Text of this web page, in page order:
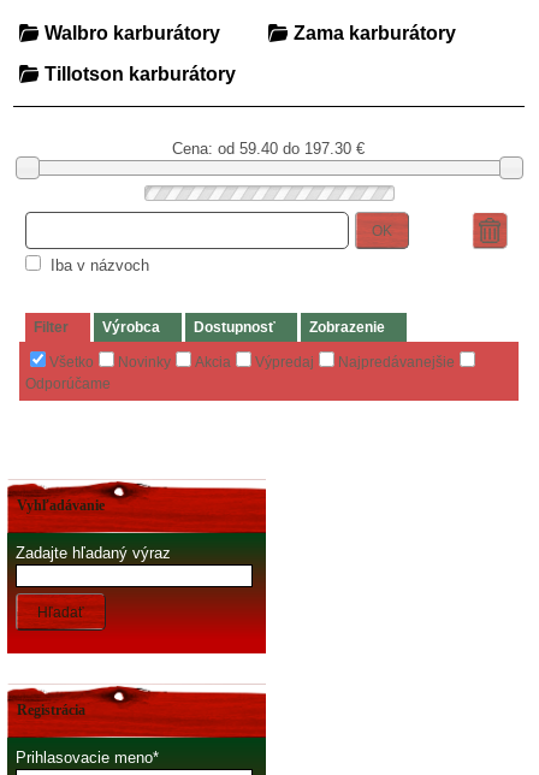
Walbro karburátory
Zama karburátory
Tillotson karburátory
Cena: od 59.40 do 197.30 €
OK
Iba v názvoch
Filter Výrobca Dostupnosť Zobrazenie
Všetko Novinky Akcia Výpredaj
Najpredávanejšie
Odporúčame
Vyhľadávanie
Zadajte hľadaný výraz
Hľadať
Registrácia
Prihlasovacie meno